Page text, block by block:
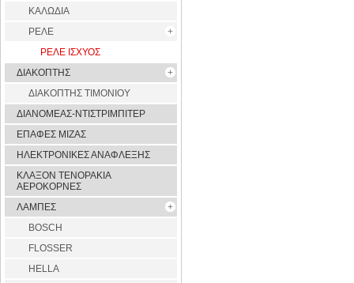
ΚΑΛΩΔΙΑ
ΡΕΛΕ
ΡΕΛΕ ΙΣΧΥΟΣ
ΔΙΑΚΟΠΤΗΣ
ΔΙΑΚΟΠΤΗΣ ΤΙΜΟΝΙΟΥ
ΔΙΑΝΟΜΕΑΣ-ΝΤΙΣΤΡΙΜΠΙΤΕΡ
ΕΠΑΦΕΣ ΜΙΖΑΣ
ΗΛΕΚΤΡΟΝΙΚΕΣ ΑΝΑΦΛΕΞΗΣ
ΚΛΑΞΟΝ ΤΕΝΟΡΑΚΙΑ
ΑΕΡΟΚΟΡΝΕΣ
ΛΑΜΠΕΣ
BOSCH
FLOSSER
HELLA